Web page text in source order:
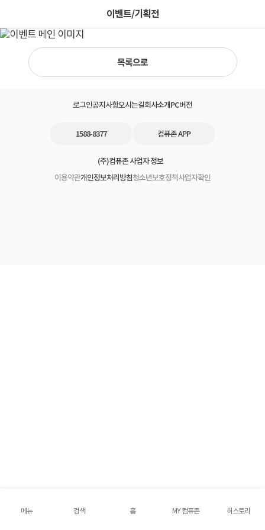
이벤트/기획전
목록으로
메뉴 검색 홈 MY 컴퓨존 히스토리
로그인공지사항오시는길회사소개PC버전
1588-8377 컴퓨존 APP
(주)컴퓨존 사업자 정보
이용약관개인정보처리방침청소년보호정책사업자확인